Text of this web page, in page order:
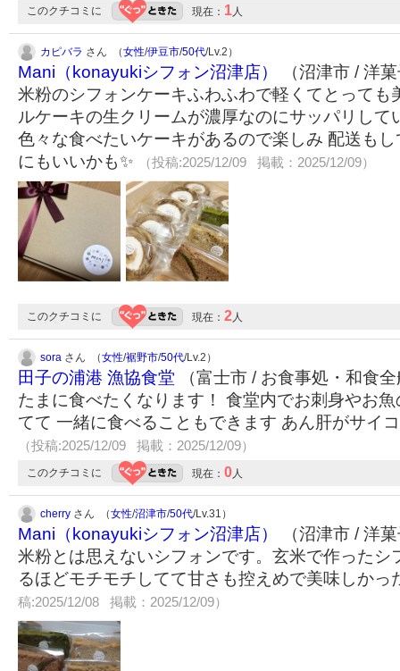
このクチコミに 現在： 1人
カピバラ さん （女性/伊豆市/50代/Lv.2）
Mani（konayukiシフォン沼津店）
（沼津市 / 洋
米粉のシフォンケーキふわふわで軽くてとっても
ルケーキの生クリームが濃厚なのにサッパリし
色々な食べたいケーキがあるので楽しみ 配送も
にもいいかも✨
（投稿:2025/12/09 掲載：2025/12/09）
このクチコミに 現在： 2人
sora さん （女性/裾野市/50代/Lv.2）
田子の浦港 漁協食堂 （富士市 / お食事処・和食
たまに食べたくなります！ 食堂内でお刺身やお
てて 一緒に食べることもできます あん肝がサイ
（投稿:2025/12/09 掲載：2025/12/09）
このクチコミに 現在： 0人
cherry さん （女性/沼津市/50代/Lv.31）
Mani（konayukiシフォン沼津店）
（沼津市 / 洋
米粉とは思えないシフォンです。玄米で作ったシ
るほどモチモチしてて甘さも控えめで美味しかっ
稿:2025/12/08 掲載：2025/12/09）